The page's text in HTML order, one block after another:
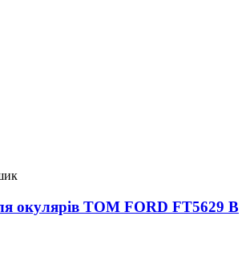
окулярів TOM FORD FT5629 B